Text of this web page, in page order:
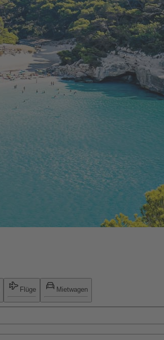
Flüge Mietwagen